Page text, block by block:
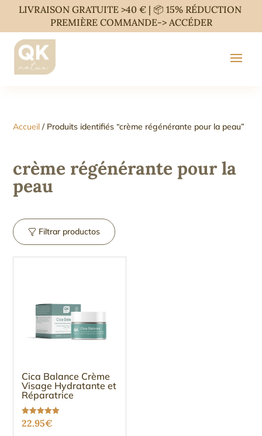
LIVRAISON GRATUITE >40 € | 📦 15% RÉDUCTION
PREMIÈRE COMMANDE-> ACCÉDER
Accueil / Produits identifiés “crème régénérante pour la peau”
crème régénérante pour la
peau
Filtrar productos
Cica Balance Crème
Visage Hydratante et
Réparatrice
Note
5.00
22.95€